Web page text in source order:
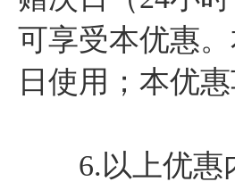
可享受本优惠
日使用；本优
6.以上优惠内